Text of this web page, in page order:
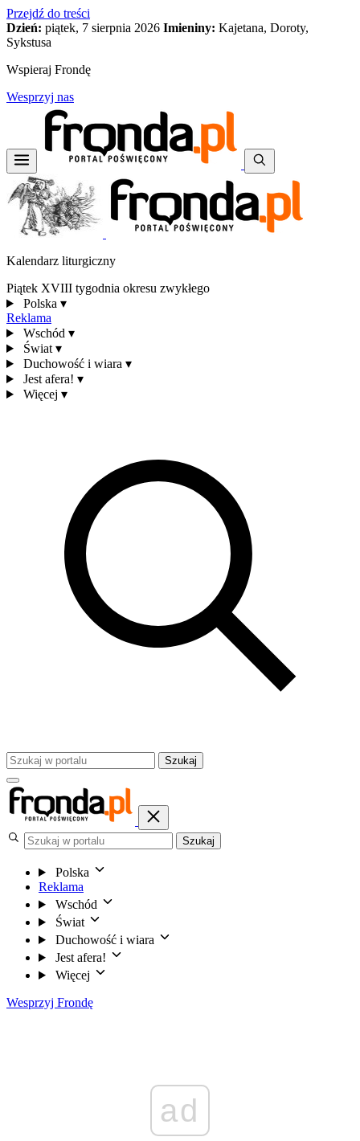
Przejdź do treści
Dzień: piątek, 7 sierpnia 2026 Imieniny: Kajetana, Doroty,
Sykstusa
Wspieraj Frondę
Wesprzyj nas
Kalendarz liturgiczny
Piątek XVIII tygodnia okresu zwykłego
Polska ▾
Reklama
Wschód ▾
Świat ▾
Duchowość i wiara ▾
Jest afera! ▾
Więcej ▾
Szukaj
Szukaj
Polska
Reklama
Wschód
Świat
Duchowość i wiara
Jest afera!
Więcej
Wesprzyj Frondę
ad